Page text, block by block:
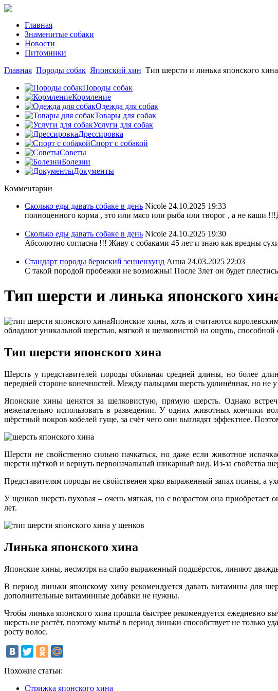
Главная
Знаменитые собаки
Новости
Питомники
Главная Породы собак Японский хин Тип шерсти и линька японского хина
Породы собак
Кормление
Одежда для собак
Товары для собак
Услуги для собак
Дрессировка
Спорт с собакой
Советы
Болезни
Документы
Комментарии
Сколько еды давать собаке в день Nicole 24.10.2025 19:33
полноценного корма , это или мясо или рыба или творог , а не каши
Сколько еды давать собаке в день Nicole 24.10.2025 19:30
Абсолютно согласна !!! Живу с собаками 45 лет и знаю как вредны
Стандарт породы бернский зенненхунд Анна 24.03.2025 22:03
С такой породой пробежки не возможны! После 3лет он будет
Тип шерсти и линька японского
Японские хины, хоть и считаются
обладают уникальной шерстью, мягкой и шелковистой на ощупь, способной
Тип шерсти японского хина
Шерсть у представителей породы обильная средней длины, но более
передней стороне конечностей. Между пальцами шерсть удлинённая, но не
Японские хины ценятся за шелковистую, прямую шерсть. Однако
нежелательно использовать в разведении. У одних животных кончики
шёрстный покров кобелей гуще, за счёт чего они выглядят эффектнее.
Шерсти не свойственно сильно пачкаться, но даже если животное
шерсти щёткой и вернуть первоначальный шикарный вид. Из-за свойства
Представителям породы не свойственен ярко выраженный запах псины, а
У щенков шерсть пуховая – очень мягкая, но с возрастом она
лет.
Линька японского хина
Японские хины, несмотря на слабо выраженный подшёрсток, линяют
В период линьки японскому хину рекомендуется давать витамины для
дополнительные витаминные добавки не нужны.
Чтобы линька японского хина прошла быстрее рекомендуется ежедневно
шерсть не растёт, поэтому мытьё в период линьки способствует не только
росту волос.
Похожие статьи:
Стрижка японского хина